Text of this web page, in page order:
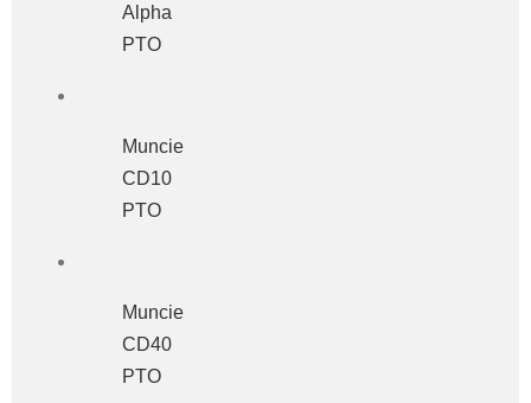
Alpha
PTO
Muncie
CD10
PTO
Muncie
CD40
PTO